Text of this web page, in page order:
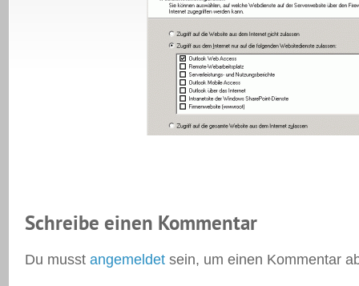
Schreibe einen Kommentar
Du musst angemeldet sein, um einen Kommentar